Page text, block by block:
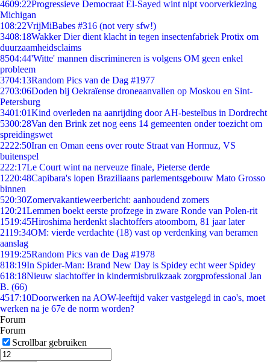
4609:22Progressieve Democraat El-Sayed wint nipt voorverkiezing
Michigan
108:22VrijMiBabes #316 (not very sfw!)
3408:18Wakker Dier dient klacht in tegen insectenfabriek Protix om
duurzaamheidsclaims
8504:44'Witte' mannen discrimineren is volgens OM geen enkel
probleem
3704:13Random Pics van de Dag #1977
2703:06Doden bij Oekraïense droneaanvallen op Moskou en Sint-
Petersburg
3401:01Kind overleden na aanrijding door AH-bestelbus in Dordrecht
5300:28Van den Brink zet nog eens 14 gemeenten onder toezicht om
spreidingswet
2222:50Iran en Oman eens over route Straat van Hormuz, VS
buitenspel
222:17Le Court wint na nerveuze finale, Pieterse derde
1220:48Capibara's lopen Braziliaans parlementsgebouw Mato Grosso
binnen
520:30Zomervakantieweerbericht: aanhoudend zomers
1 20:21Lemmen boekt eerste profzege in zware Ronde van Polen-rit
1519:45Hiroshima herdenkt slachtoffers atoombom, 81 jaar later
2119:34OM: vierde verdachte (18) vast op verdenking van beramen
aanslag
1919:25Random Pics van de Dag #1978
818:19In Spider-Man: Brand New Day is Spidey echt weer Spidey
618:18Nieuw slachtoffer in kindermisbruikzaak zorgprofessional Jan
B. (66)
4517:10Doorwerken na AOW-leeftijd vaker vastgelegd in cao's, moet
werken na je 67e de norm worden?
Forum
Forum
Scrollbar gebruiken